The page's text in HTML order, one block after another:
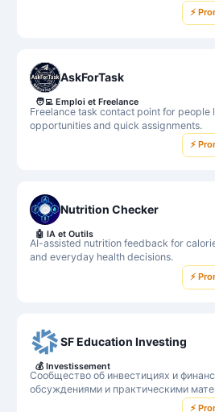
⚡
AskForTask
Freelance task contact point for people
opportunities and quick assignments.
🧑‍💻 Emploi et Freelance
⚡
Nutrition Checker
AI-assisted nutrition feedback for
and everyday health decisions.
🤖 IA et Outils
⚡
SF Education Investing
Сообщество об инвестициях и
обсуждениями и практическими
💰 Investissement
⚡